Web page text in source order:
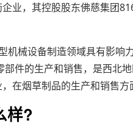
业，其控股股东佛慈集团
机械设备制造领域具有影响
件的生产和销售，是西北
在烟草制品的生产和销售方
样?